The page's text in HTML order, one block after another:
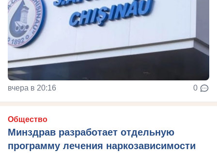
вчера в 20:16 0
Общество
Минздрав разработает отдельную
программу лечения наркозависимости